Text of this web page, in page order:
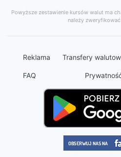
Powyższe zestawienie kursów walut ma
należy
Reklama Transfery
FAQ